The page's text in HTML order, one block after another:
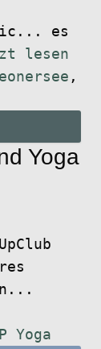
es
lesen
,
Yoga
Yoga